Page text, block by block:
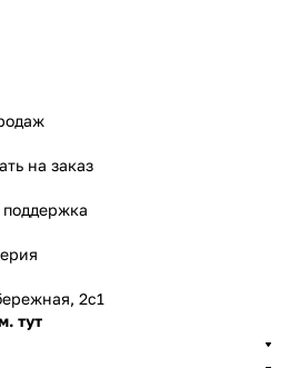
на заказ
2с1
тут